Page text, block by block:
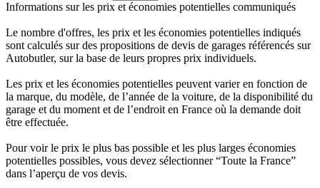
Informations sur les prix et économies potentielles communiqués
Le nombre d'offres, les prix et les économies potentielles indiqués
sont calculés sur des propositions de devis de garages référencés sur
Autobutler, sur la base de leurs propres prix individuels.
Les prix et les économies potentielles peuvent varier en fonction de
la marque, du modèle, de l’année de la voiture, de la disponibilité du
garage et du moment et de l’endroit en France où la demande doit
être effectuée.
Pour voir le prix le plus bas possible et les plus larges économies
potentielles possibles, vous devez sélectionner “Toute la France”
dans l’aperçu de vos devis.